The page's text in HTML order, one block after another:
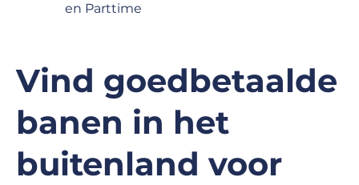
en Parttime
Vind goedbetaalde
banen in het
buitenland voor